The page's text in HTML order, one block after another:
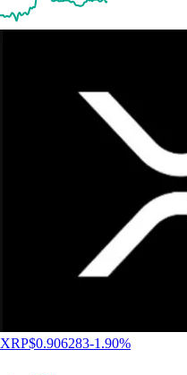
XRP$0.906283-1.90%